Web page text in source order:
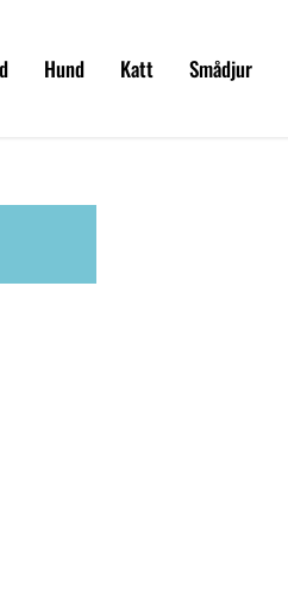
Hund Katt Smådjur